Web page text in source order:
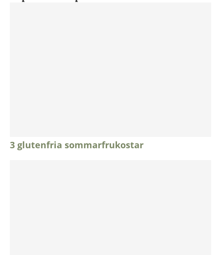
3 glutenfria sommarfrukostar